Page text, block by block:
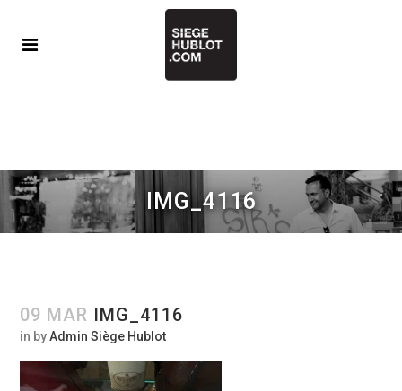
IMG_4116
09 MAR IMG_4116
in byAdmin Siège Hublot